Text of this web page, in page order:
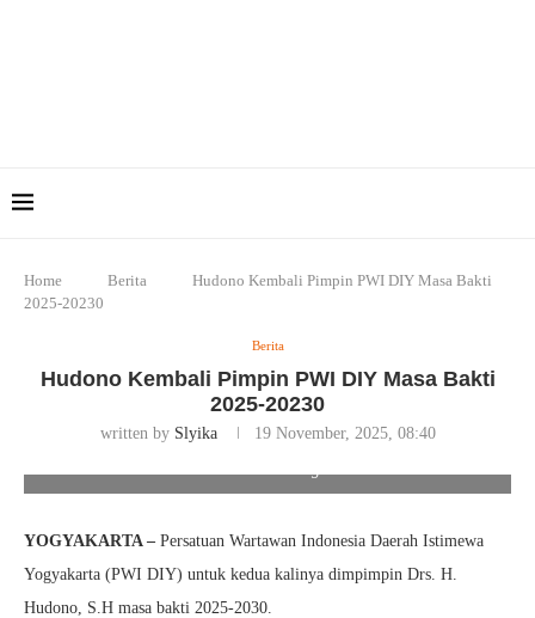
Home Berita
Hudono Kembali Pimpin PWI DIY Masa Bakti
2025-20230
Berita
Hudono Kembali Pimpin PWI DIY Masa Bakti
2025-20230
written by Slyika
19 November, 2025, 08:40
YOGYAKARTA – Persatuan Wartawan Indonesia Daerah Istimewa
Yogyakarta (PWI DIY) untuk kedua kalinya dimpimpin Drs. H.
Hudono, S.H masa bakti 2025-2030.